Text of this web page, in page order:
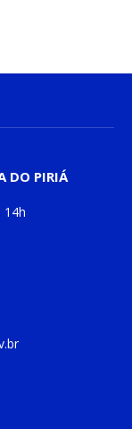
DO PIRIÁ
14h